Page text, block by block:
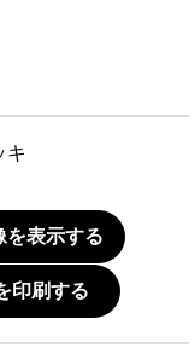
キ
を表示する
印刷する